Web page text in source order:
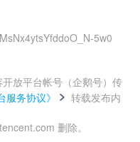
5w0
放平台帐号（企鹅号）传
服务协议》
转载发布内
删除。